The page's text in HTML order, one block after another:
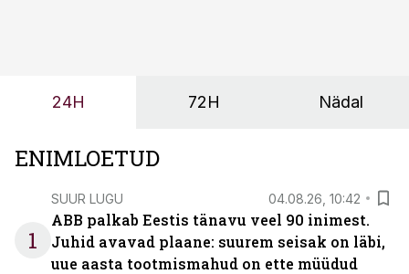
24H 72H Nädal
ENIMLOETUD
1
SUUR LUGU 04.08.26, 10:42
ABB palkab Eestis tänavu veel 90 inimest.
Juhid avavad plaane: suurem seisak on läbi,
uue aasta tootmismahud on ette müüdud